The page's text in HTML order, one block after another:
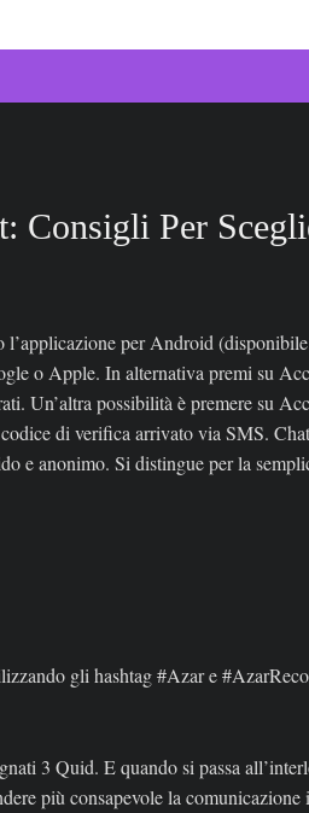
Consigli Per
per Android
o Apple. In alternativa premi su
Un’altra possibilità è premere su
di verifica arrivato via SMS.
e anonimo. Si distingue per la
gli hashtag #Azar e
3 Quid. E quando si passa
più consapevole la